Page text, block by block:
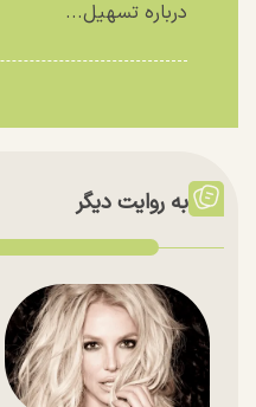
درباره تسهیل...
به روایت دیگر